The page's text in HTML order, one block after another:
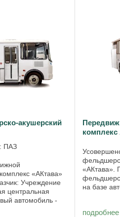
акушерский
ПАЗ
«АКтава»
Учреждение
центральная
автомобиль -
год.
комплекс
«АКтава».
на базе
подробнее